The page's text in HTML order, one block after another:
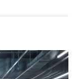
รกลับมาอีกครั้ง
ร้านอาหารชื่อ
ที่ทุกคนรอคอย